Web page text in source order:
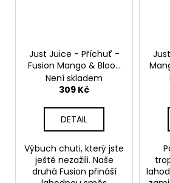
Just Juice - Příchuť -
Fusion Mango & Blood
Orange On ICE - 30ml
Není skladem
309 Kč
DETAIL
Výbuch chuti, který jste
ještě nezažili. Naše
druhá Fusion přináší